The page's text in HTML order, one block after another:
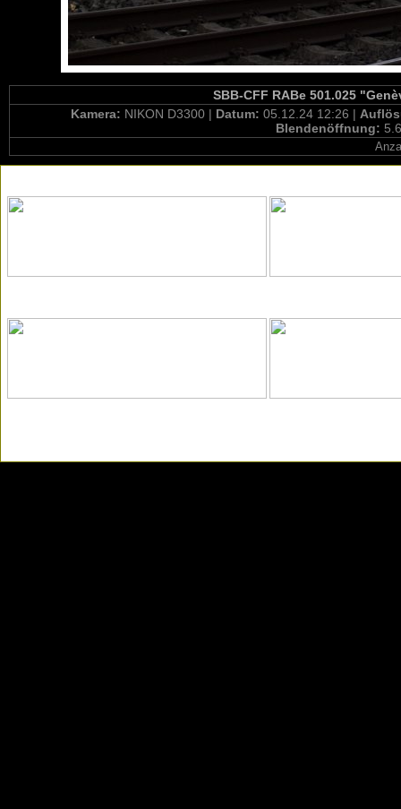
SBB-CFF RABe 501.025
Kamera: NIKON D3300 | Datum: 05.12.24 12:26 |
Blendenöffnung: